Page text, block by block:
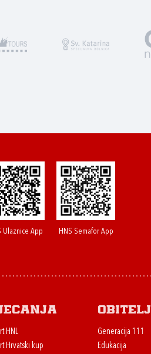
Ulaznice App HNS Semafor App
HNL
Hrvatski kup
Obitelj
Generacija 111
Edukacija